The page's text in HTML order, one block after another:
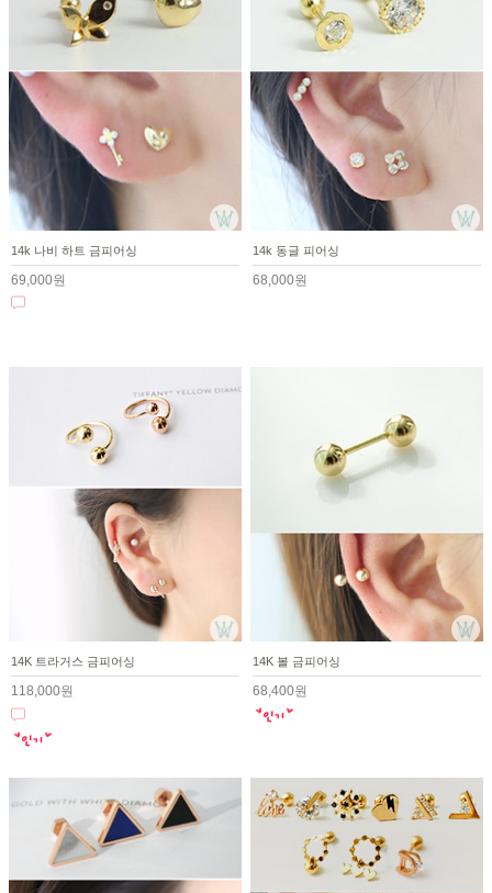
14k 나비 하트 금피어싱
69,000원
14k 동글 피어싱
68,000원
14K 트라거스 금피어싱
118,000원
14K 볼 금피어싱
68,400원